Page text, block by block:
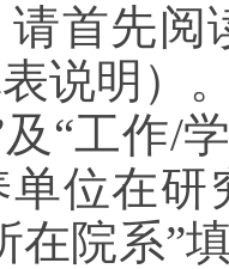
首先
表说明）
“工作/
位在研
在院系”